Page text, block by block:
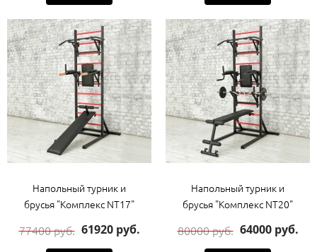
Напольный турник и
брусья "Комплекс NT17"
77400 руб. 61920 руб.
Напольный турник и
брусья "Комплекс NT20"
80000 руб. 64000 руб.